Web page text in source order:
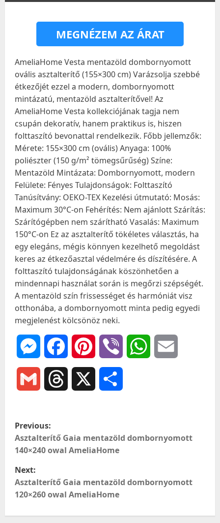
MEGNÉZEM AZ ÁRAT
AmeliaHome Vesta mentazöld dombornyomott
ovális asztalterítő (155×300 cm) Varázsolja szebbé
étkezőjét ezzel a modern, dombornyomott
mintázatú, mentazöld asztalterítővel! Az
AmeliaHome Vesta kollekciójának tagja nem
csupán dekoratív, hanem praktikus is, hiszen
folttaszító bevonattal rendelkezik. Főbb jellemzők:
Mérete: 155×300 cm (ovális) Anyaga: 100%
poliészter (150 g/m² tömegsűrűség) Színe:
Mentazöld Mintázata: Dombornyomott, modern
Felülete: Fényes Tulajdonságok: Folttaszító
Tanúsítvány: OEKO-TEX Kezelési útmutató: Mosás:
Maximum 30°C-on Fehérítés: Nem ajánlott Szárítás:
Szárítógépben nem szárítható Vasalás: Maximum
150°C-on Ez az asztalterítő tökéletes választás, ha
egy elegáns, mégis könnyen kezelhető megoldást
keres az étkezőasztal védelmére és díszítésére. A
folttaszító tulajdonságának köszönhetően a
mindennapi használat során is megőrzi szépségét.
A mentazöld szín frissességet és harmóniát visz
otthonába, a dombornyomott minta pedig egyedi
megjelenést kölcsönöz neki.
MessengerFacebookPinterest Viber WhatsApp
Gmail Threads
P
o
s
t
Previous:
Asztalterítő Gaia mentazöld dombornyomott
140×240 owal AmeliaHome
Next:
Asztalterítő Gaia mentazöld dombornyomott
120×260 owal AmeliaHome